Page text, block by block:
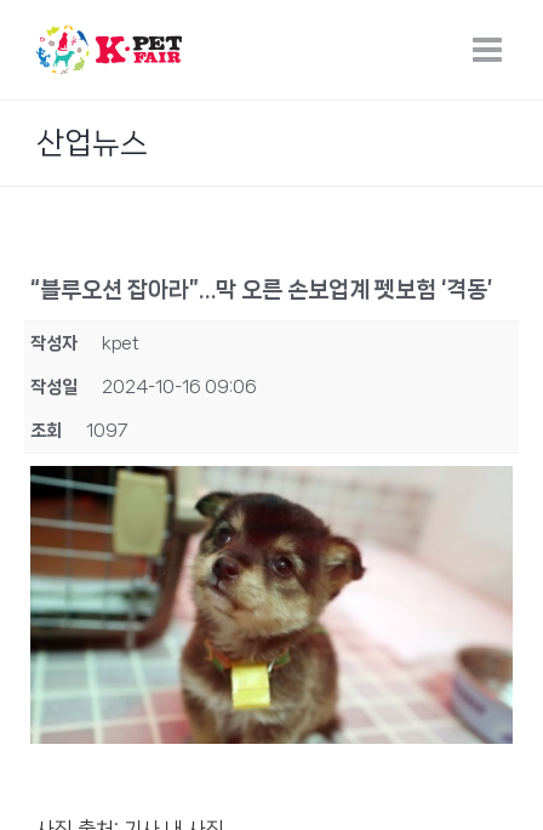
content
산업뉴스
“블루오션 잡아라”…막 오른 손보업계 펫보험 ‘격동’
작성자 kpet
작성일 2024-10-16 09:06
조회 1097